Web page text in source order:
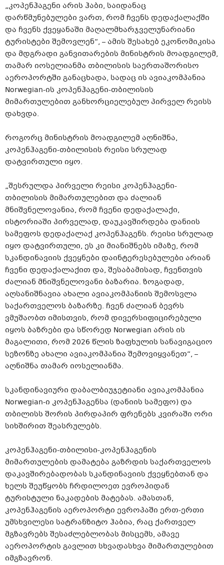
„კოპენჰაგენი არის ჰაბი, საიდანაც
დარწმუნებულები ვართ, რომ ჩვენს დედაქალაქში
და ჩვენს ქვეყანაში მაღალმხარჯველუნარიანი
ტურისტები შემოვლენ“, – ამის შესახებ ეკონომიკისა
და მდგრადი განვითარების მინისტრის მოადგილემ,
თამარ იოსელიანმა თბილისის საერთაშორისო
აეროპორტში განაცხადა, სადაც ის ავიაკომპანია
Norwegian-ის კოპენჰაგენი-თბილისის
მიმართულებით განხორციელებულ პირველ რეისს
დახვდა.
როგორც მინისტრის მოადგილემ აღნიშნა,
კოპენჰაგენი-თბილისის რეისი სრულად
დატვირთული იყო.
„შესრულდა პირველი რეისი კოპენჰაგენი-
თბილისის მიმართულებით და ძალიან
მნიშვნელოვანია, რომ ჩვენი დედაქალაქი,
ისტორიაში პირველად, დაუკავშირდება დანიის
სამეფოს დედაქალაქ კოპენჰაგენს. რეისი სრულად
იყო დატვირთული, ეს კი მიანიშნებს იმაზე, რომ
სკანდინავიის ქვეყნები დაინტერესებულები არიან
ჩვენი დედაქალაქით და, შესაბამისად, ჩვენთვის
ძალიან მნიშვნელოვანი ბაზარია. ზოგადად,
აღსანიშნავია ახალი ავიაკომპანიის შემოსვლა
საქართველოს ბაზარზე. ჩვენ ძალიან ბევრს
ვმუშაობთ იმისთვის, რომ დივერსიფიცირებული
იყოს ბაზრები და სწორედ Norwegian არის ის
მაგალითი, რომ 2026 წლის ზაფხულის სანავიგაციო
სეზონზე ახალი ავიაკომპანია შემოვიყვანეთ“, –
აღნიშნა თამარ იოსელიანმა.
სკანდინავიური დაბალბიუჯეტიანი ავიაკომპანია
Norwegian-ი კოპენჰაგენსა (დანიის სამეფო) და
თბილისს შორის პირდაპირ ფრენებს კვირაში ორი
სიხშირით შეასრულებს.
კოპენჰაგენი-თბილისი-კოპენჰაგენის
მიმართულების დამატება გაზრდის საქართველოს
დაკავშირებადობას სკანდინავიის ქვეყნებთან და
ხელს შეუწყობს ჩრდილოეთ ევროპიდან
ტურისტული ნაკადების მატებას. ამასთან,
კოპენჰაგენის აეროპორტი ევროპაში ერთ-ერთი
უმსხვილესი სატრანზიტო ჰაბია, რაც ქართველ
მგზავრებს შესაძლებლობას მისცემს, ამავე
აეროპორტის გავლით სხვადასხვა მიმართულებით
იმგზავრონ.